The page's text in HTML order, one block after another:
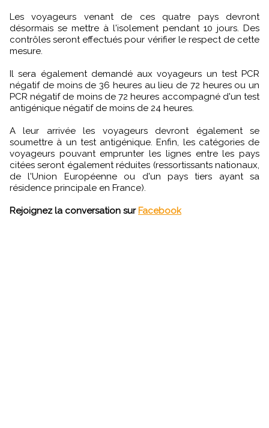
Les voyageurs venant de ces quatre pays devront
désormais se mettre à l'isolement pendant 10 jours. Des
contrôles seront effectués pour vérifier le respect de cette
mesure.
Il sera également demandé aux voyageurs un test PCR
négatif de moins de 36 heures au lieu de 72 heures ou un
PCR négatif de moins de 72 heures accompagné d'un test
antigénique négatif de moins de 24 heures.
A leur arrivée les voyageurs devront également se
soumettre à un test antigénique. Enfin, les catégories de
voyageurs pouvant emprunter les lignes entre les pays
citées seront également réduites (ressortissants nationaux,
de l'Union Européenne ou d'un pays tiers ayant sa
résidence principale en France).
Rejoignez la conversation sur Facebook